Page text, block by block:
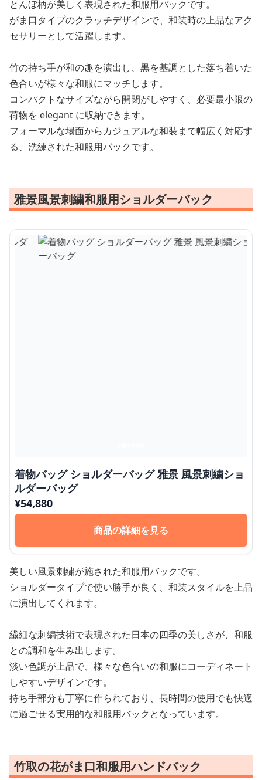
とんぼ柄が美しく表現された和服用バックです。
がま口タイプのクラッチデザインで、和装時の上品なアク
セサリーとして活躍します。
竹の持ち手が和の趣を演出し、黒を基調とした落ち着いた
色合いが様々な和服にマッチします。
コンパクトなサイズながら開閉がしやすく、必要最小限の
荷物を elegant に収納できます。
フォーマルな場面からカジュアルな和装まで幅広く対応す
る、洗練された和服用バックです。
雅景風景刺繍和服用ショルダーバック
着物バッグ ショルダーバッグ 雅景 風景刺繍ショ
ルダーバッグ
¥54,880
商品の詳細を見る
美しい風景刺繍が施された和服用バックです。
ショルダータイプで使い勝手が良く、和装スタイルを上品
に演出してくれます。
繊細な刺繍技術で表現された日本の四季の美しさが、和服
との調和を生み出します。
淡い色調が上品で、様々な色合いの和服にコーディネート
しやすいデザインです。
持ち手部分も丁寧に作られており、長時間の使用でも快適
に過ごせる実用的な和服用バックとなっています。
竹取の花がま口和服用ハンドバック